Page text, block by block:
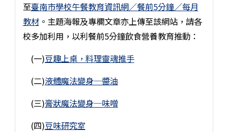
至臺南市學校午餐教育資訊網／餐前5分鐘／每月
教材。主題海報及專欄文章亦上傳至該網站，請各
校多加利用，以利餐前5分鐘飲食營養教育推動：
(一)豆趣上桌，料理靈魂推手
(二)液體魔法變身─醬油
(三)膏狀魔法變身─味噌
(四)豆味研究室